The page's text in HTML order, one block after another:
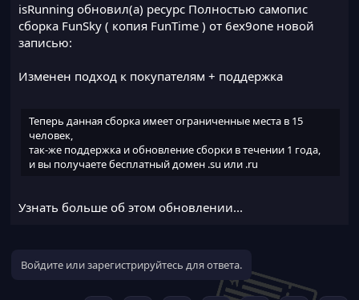
isRunning обновил(а) ресурс Полностью самопис
сборка FunSky ( копия FunTime ) от 6ex9one новой
записью:
Изменен подход к покупателям + поддержка
Теперь данная сборка имеет ограниченные места в 15
человек,
так-же поддержка и обновление сборки в течении 1 года,
и вы получаете бесплатный домен .su или .ru
Узнать больше об этом обновлении...
Войдите или зарегистрируйтесь для ответа.